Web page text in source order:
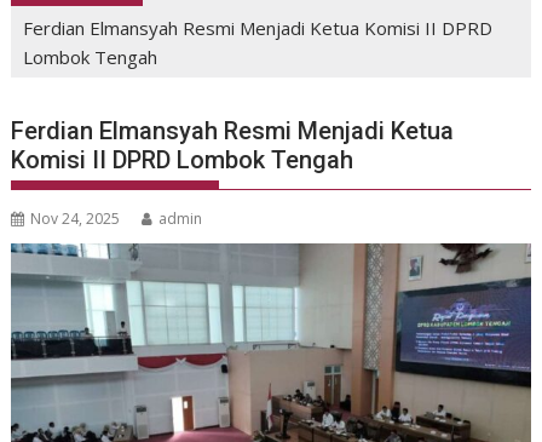
Ferdian Elmansyah Resmi Menjadi Ketua Komisi II DPRD
Lombok Tengah
Ferdian Elmansyah Resmi Menjadi Ketua
Komisi II DPRD Lombok Tengah
Nov 24, 2025 admin